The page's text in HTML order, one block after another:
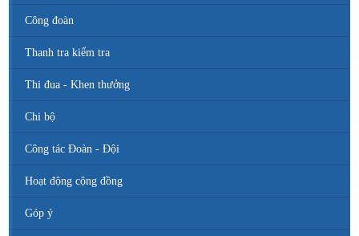
Công đoàn
Thanh tra kiểm tra
Thi đua - Khen thưởng
Chi bộ
Công tác Đoàn - Đội
Hoạt động cộng đồng
Góp ý